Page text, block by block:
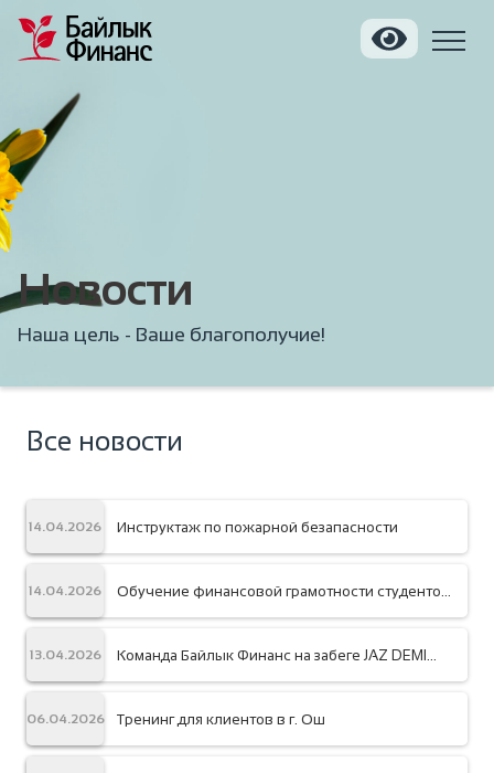
Новости
Наша цель - Ваше благополучие!
Все новости
14.04.2026 Инструктаж по пожарной безапасности
14.04.2026
Обучение финансовой грамотности студентов
13.04.2026
Команда Байлык Финанс на забеге JAZ DEMI
06.04.2026 Тренинг для клиентов в г. Ош